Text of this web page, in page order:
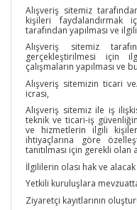
Alışveriş sitemiz
kişileri faydalandırmak
tarafından yapılması ve
Alışveriş sitemiz
gerçekleştirilmesi için
çalışmaların yapılması ve
Alışveriş sitemizin ticari
icrası,
Alışveriş sitemiz ile iş
teknik ve ticari-iş
ve hizmetlerin ilgili
ihtiyaçlarına göre
tanıtılması için gerekli
İlgililerin olası hak ve
Yetkili kuruluşlara
Ziyaretçi kayıtlarının